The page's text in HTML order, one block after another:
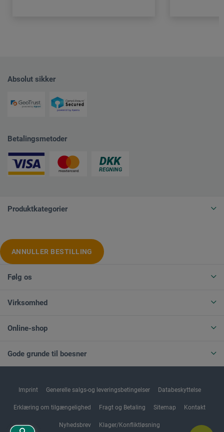
Absolut sikker
Betalingsmetoder
Produktkategorier
ANNULLER BESTILLING
Følg os
Virksomhed
Online-shop
Gode grunde til boesner
Imprint Generelle salgs-og leveringsbetingelser Databeskyttelse
Erklæring om tilgængelighed Fragt og Betaling Sitemap Kontakt
Nyhedsbrev Klager/Konfliktløsning